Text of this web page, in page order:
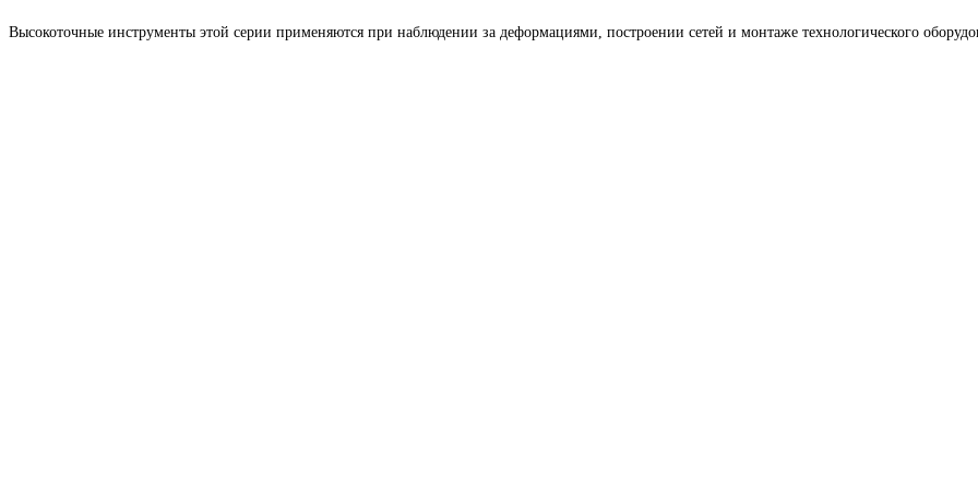
Высокоточные инструменты этой серии применяются при наблюдении за деформациями, построении сетей и монтаже технологического